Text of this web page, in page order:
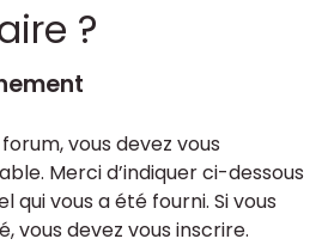
?
vous devez vous
Merci d’indiquer ci-dessous
qui vous a été fourni. Si vous
vous devez vous inscrire.